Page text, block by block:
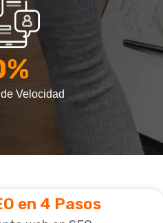
Velocidad
%
en 4 Pasos